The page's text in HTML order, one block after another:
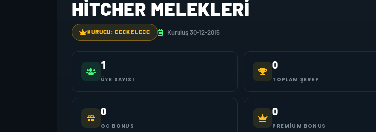
HITCHER MELEKLERI
KURUCU: CCCKELCCC Kuruluş 30-12-2015
1
ÜYE SAYISI
0
TOPLAM ŞEREF
0
GC BONUS
0
PREMIUM BONUS